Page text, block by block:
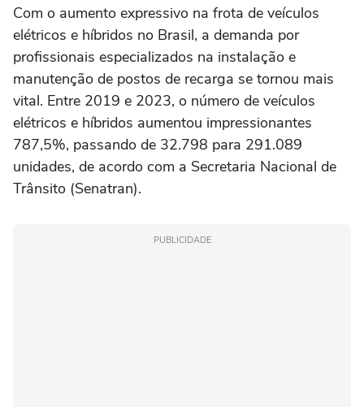
Com o aumento expressivo na frota de veículos
elétricos e híbridos no Brasil, a demanda por
profissionais especializados na instalação e
manutenção de postos de recarga se tornou mais
vital. Entre 2019 e 2023, o número de veículos
elétricos e híbridos aumentou impressionantes
787,5%, passando de 32.798 para 291.089
unidades, de acordo com a Secretaria Nacional de
Trânsito (Senatran).
PUBLICIDADE